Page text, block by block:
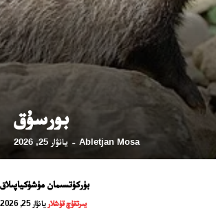
بورسۇق
Abletjan Mosa
- يانۋار 25, 2026
بۈركۈتسىمان مۈشۈكياپىلاق
يىرتقۇچ قۇشلار يانۋار 25, 2026